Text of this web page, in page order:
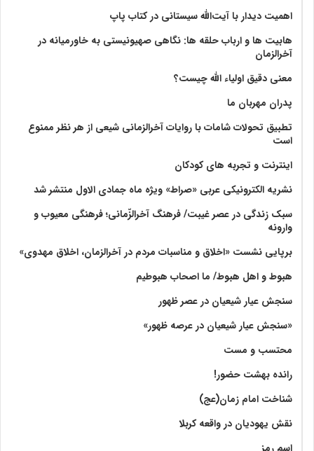
اهمیت دیدار با آیت‌الله سیستانی در کتاب پاپ
هابیت ها و ارباب حلقه ها: نگاهی صهیونیستی به خاورمیانه در
آخرالزمان
معنی دقیق اولیاء الله چیست؟
پدران مهربان ما
تطبیق تحولات شامات با روایات آخرالزمانی شیعی از هر نظر ممنوع
است
اینترنت و تجربه های کودکان
نشریه الکترونیکی عربی «صراط» ویژه ماه جمادی الاول منتشر شد
سبک زندگی در عصر غیبت/ فرهنگ آخرالزّمانی؛ فرهنگی معیوب و
وارونه
برپایی نشست «اخلاق و مناسبات مردم در آخرالزمان، اخلاق مهدوی»
هبوط و اهل هبوط/ ما اصحاب هبوطیم
سنجش عیار شیعیان در عصر ظهور
«سنجش عیار شیعیان در عرصه ظهور»
محتسب و مست
رانده بهشت‌ حضور!
شناخت امام زمان(عج)
نقش یهودیان در واقعه کربلا